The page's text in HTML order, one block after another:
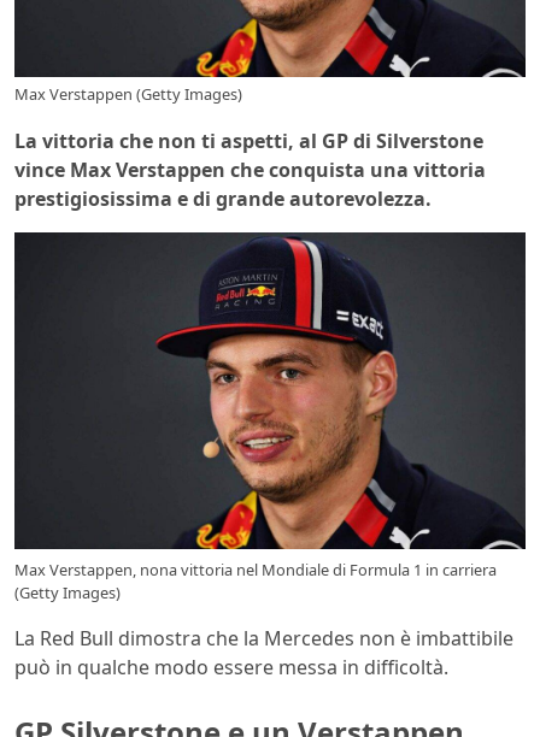
Max Verstappen (Getty Images)
La vittoria che non ti aspetti, al GP di Silverstone
vince Max Verstappen che conquista una vittoria
prestigiosissima e di grande autorevolezza.
Max Verstappen, nona vittoria nel Mondiale di Formula 1 in carriera
(Getty Images)
La Red Bull dimostra che la Mercedes non è imbattibile
può in qualche modo essere messa in difficoltà.